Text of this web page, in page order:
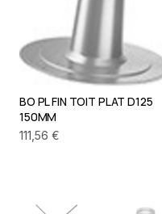
BO PL FIN TOIT PLAT D125
150MM
111,56 €